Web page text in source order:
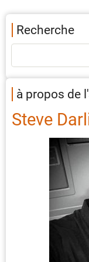
Recherche
à propos de
Steve